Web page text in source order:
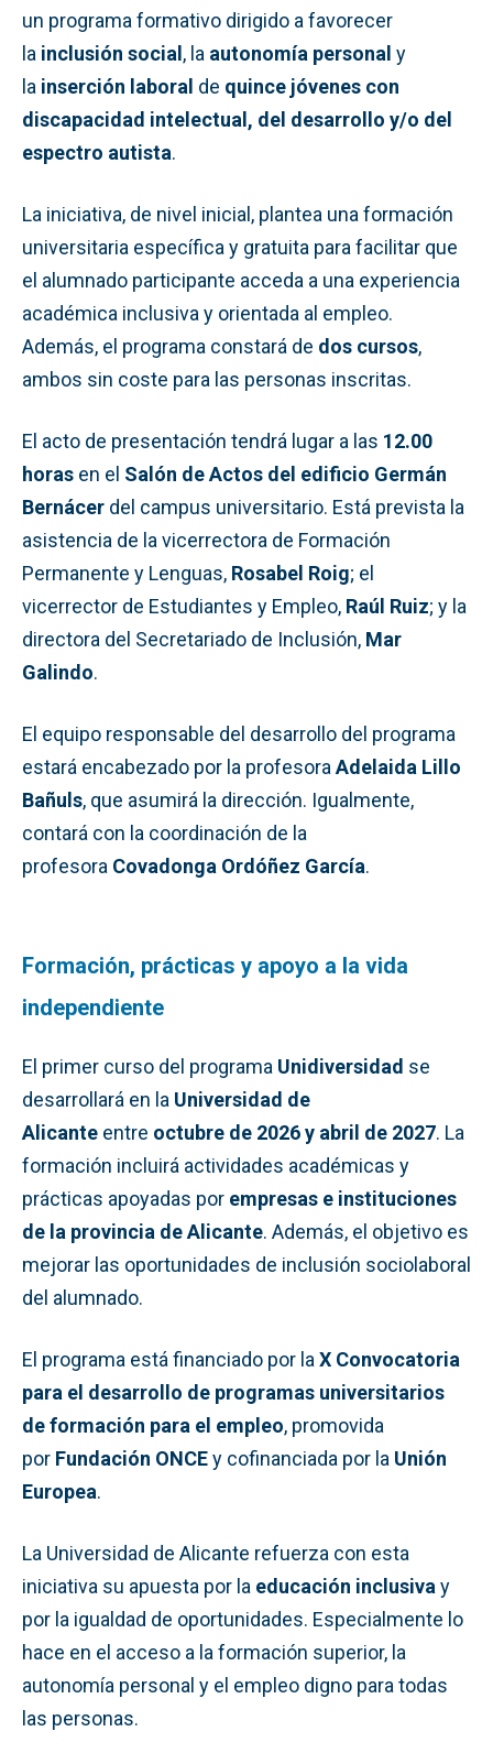
un programa formativo dirigido a favorecer
la inclusión social, la autonomía personal y
la inserción laboral de quince jóvenes con
discapacidad intelectual, del desarrollo y/o del
espectro autista.
La iniciativa, de nivel inicial, plantea una formación
universitaria específica y gratuita para facilitar que
el alumnado participante acceda a una experiencia
académica inclusiva y orientada al empleo.
Además, el programa constará de dos cursos,
ambos sin coste para las personas inscritas.
El acto de presentación tendrá lugar a las 12.00
horas en el Salón de Actos del edificio Germán
Bernácer del campus universitario. Está prevista la
asistencia de la vicerrectora de Formación
Permanente y Lenguas, Rosabel Roig; el
vicerrector de Estudiantes y Empleo, Raúl Ruiz; y la
directora del Secretariado de Inclusión, Mar
Galindo.
El equipo responsable del desarrollo del programa
estará encabezado por la profesora Adelaida Lillo
Bañuls, que asumirá la dirección. Igualmente,
contará con la coordinación de la
profesora Covadonga Ordóñez García.
Formación, prácticas y apoyo a la vida
independiente
El primer curso del programa Unidiversidad se
desarrollará en la Universidad de
Alicante entre octubre de 2026 y abril de 2027. La
formación incluirá actividades académicas y
prácticas apoyadas por empresas e instituciones
de la provincia de Alicante. Además, el objetivo es
mejorar las oportunidades de inclusión sociolaboral
del alumnado.
El programa está financiado por la X Convocatoria
para el desarrollo de programas universitarios
de formación para el empleo, promovida
por Fundación ONCEy cofinanciada por la Unión
Europea.
La Universidad de Alicante refuerza con esta
iniciativa su apuesta por la educación inclusiva y
por la igualdad de oportunidades. Especialmente lo
hace en el acceso a la formación superior, la
autonomía personal y el empleo digno para todas
las personas.